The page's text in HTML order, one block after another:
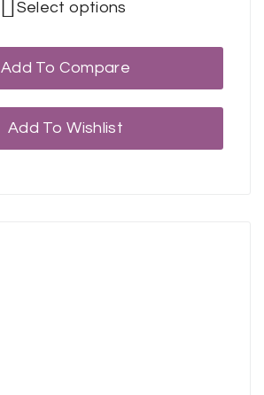
Select options
Add To Compare
Add To Wishlist